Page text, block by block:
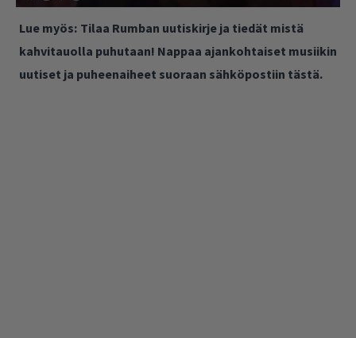
Lue myös: Tilaa Rumban uutiskirje ja tiedät mistä
kahvitauolla puhutaan! Nappaa ajankohtaiset musiikin
uutiset ja puheenaiheet suoraan sähköpostiin tästä.